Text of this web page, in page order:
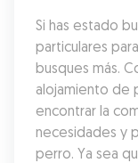
Si has estado
particulares
busques más.
alojamiento de
encontrar la
necesidades y
perro. Ya sea